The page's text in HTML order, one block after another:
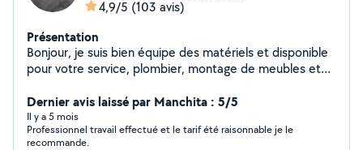
4,9/5 (103 avis)
Présentation
Bonjour, je suis bien équipe des matériels et disponible
pour votre service, plombier, montage de meubles et
Dernier avis laissé par Manchita : 5/5
Il y a 5 mois
Professionnel travail effectué et le tarif été raisonnable je le
recommande.